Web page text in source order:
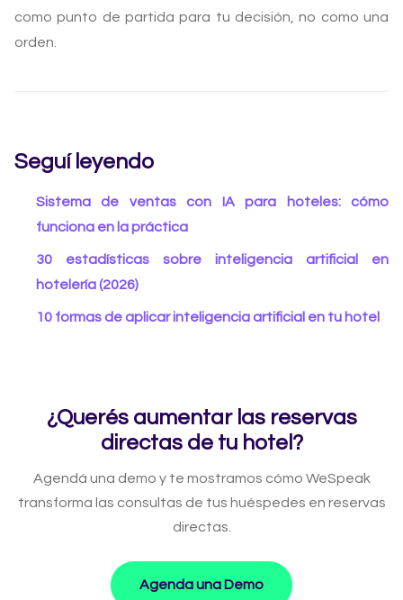
como punto de partida para tu decisión, no como una
orden.
Seguí leyendo
Sistema de ventas con IA para hoteles: cómo
funciona en la práctica
30 estadísticas sobre inteligencia artificial en
hotelería (2026)
10 formas de aplicar inteligencia artificial en tu hotel
¿Querés aumentar las reservas
directas de tu hotel?
Agendá una demo y te mostramos cómo WeSpeak
transforma las consultas de tus huéspedes en reservas
directas.
Agenda una Demo